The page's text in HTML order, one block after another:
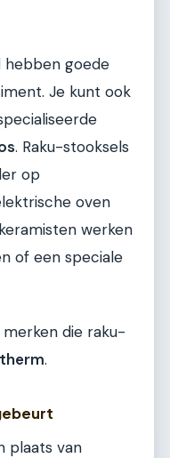
hebben goede
Je kunt ook
. Raku-stooksels
op
oven
werken
of een speciale
merken die raku-
.
plaats van